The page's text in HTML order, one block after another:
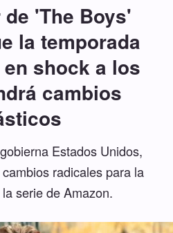
'The Boys'
la temporada
shock a los
cambios
Estados Unidos,
radicales para la
serie de Amazon.